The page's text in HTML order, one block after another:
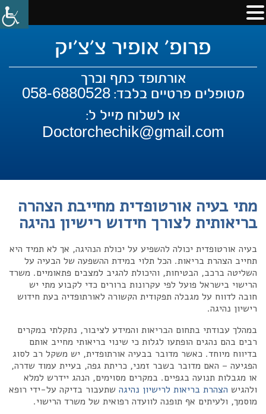
פרופ' אופיר צ'צ'יק
אורתופד כתף וברך
מטופלים פרטיים בלבד: 058-6880528
או לשלוח מייל ל:
Doctorchechik@gmail.com
מתי בעיה אורטופדית מחייבת הצהרה
בריאותית לצורך חידוש רישיון נהיגה
בעיה אורטופדית יכולה להשפיע על יכולת הנהיגה, אך לא תמיד היא
תחייב הצהרת בריאות. הכל תלוי במידת ההשפעה של הבעיה על
השליטה ברכב, הבטיחות, והיכולת להגיב למצבים פתאומיים. משרד
הרישוי בישראל פועל לפי עקרונות ברורים כדי לקבוע מתי יש
חובה לדווח על מגבלה תפקודית הקשורה לאורתופדיה בעת חידוש
רישיון נהיגה.
במהלך עבודתי בתחום הבריאות והמידע לציבור, נתקלתי במקרים
רבים בהם נהגים הופתעו לגלות כי שינוי בריאותי מחייב אותם
בדיווח מיוחד. כאשר מדובר בבעיה אורתופדית, יש משקל רב לסוג
הפגיעה – האם מדובר בשבר זמני, כריתת גפה, בעיית עמוד שדרה,
או מגבלות תנועה בגפיים. במקרים מסוימים, הנהג יידרש למלא
ולהגיש הצהרת בריאות לרישיון נהיגה שתעבור בדיקה על-ידי רופא
מוסמך, ולעיתים אף תופנה לוועדה רפואית של משרד הרישוי.